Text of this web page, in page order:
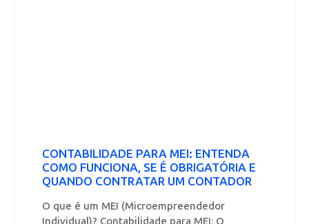
CONTABILIDADE PARA MEI: ENTENDA
COMO FUNCIONA, SE É OBRIGATÓRIA E
QUANDO CONTRATAR UM CONTADOR
O que é um MEI (Microempreendedor
Individual)? Contabilidade para MEI: O